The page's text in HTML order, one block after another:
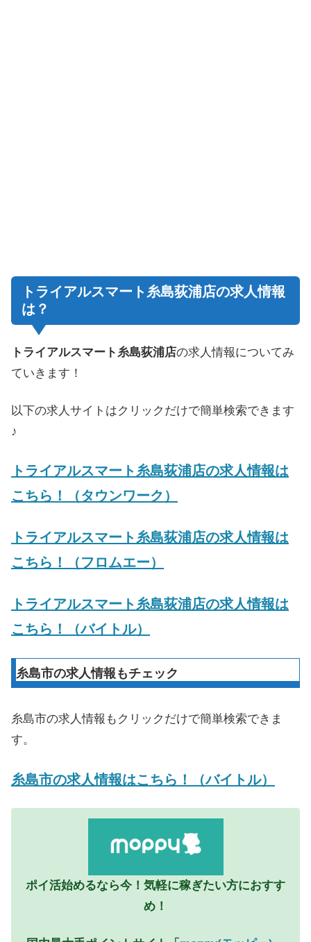
トライアルスマート糸島荻浦店の求人情報
は？
トライアルスマート糸島荻浦店の求人情報についてみ
ていきます！
以下の求人サイトはクリックだけで簡単検索できます
♪
トライアルスマート糸島荻浦店の求人情報は
こちら！（タウンワーク）
トライアルスマート糸島荻浦店の求人情報は
こちら！（フロムエー）
トライアルスマート糸島荻浦店の求人情報は
こちら！（バイトル）
糸島市の求人情報もチェック
糸島市の求人情報もクリックだけで簡単検索できま
す。
糸島市の求人情報はこちら！（バイトル）
ポイ活始めるなら今！気軽に稼ぎたい方におすす
め！